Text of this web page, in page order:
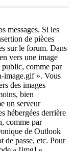
messages. Si les
de pièces
sur le forum. Dans
vers une image
public, comme par
image.gif ». Vous
des images
bien
un serveur
hébergées derrière
comme par
de Outlook
de passe, etc. Pour